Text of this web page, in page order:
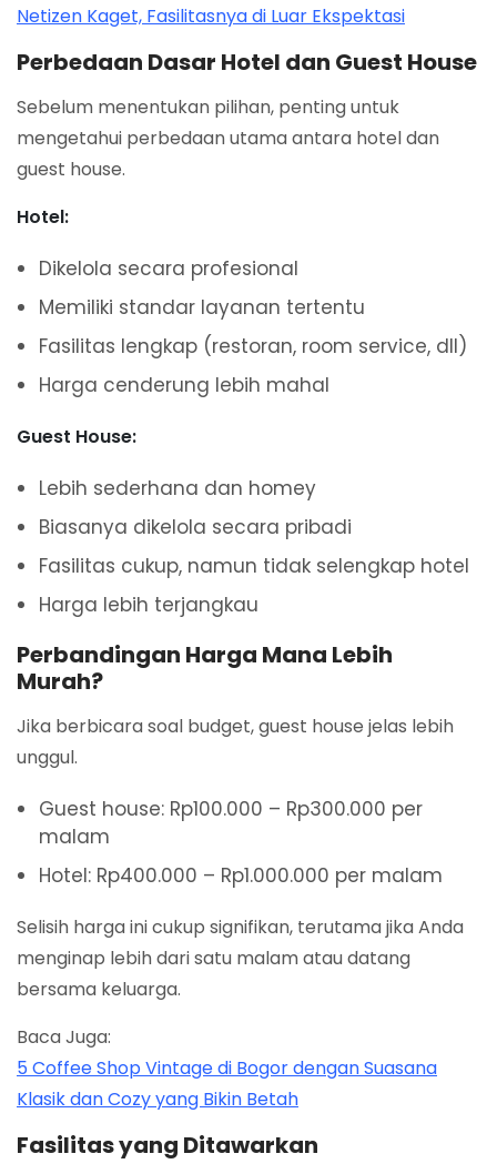
Netizen Kaget, Fasilitasnya di Luar Ekspektasi
Perbedaan Dasar Hotel dan Guest House
Sebelum menentukan pilihan, penting untuk
mengetahui perbedaan utama antara hotel dan
guest house.
Hotel:
Dikelola secara profesional
Memiliki standar layanan tertentu
Fasilitas lengkap (restoran, room service, dll)
Harga cenderung lebih mahal
Guest House:
Lebih sederhana dan homey
Biasanya dikelola secara pribadi
Fasilitas cukup, namun tidak selengkap hotel
Harga lebih terjangkau
Perbandingan Harga Mana Lebih
Murah?
Jika berbicara soal budget, guest house jelas lebih
unggul.
Guest house: Rp100.000 – Rp300.000 per
malam
Hotel: Rp400.000 – Rp1.000.000 per malam
Selisih harga ini cukup signifikan, terutama jika Anda
menginap lebih dari satu malam atau datang
bersama keluarga.
Baca Juga:
5 Coffee Shop Vintage di Bogor dengan Suasana
Klasik dan Cozy yang Bikin Betah
Fasilitas yang Ditawarkan